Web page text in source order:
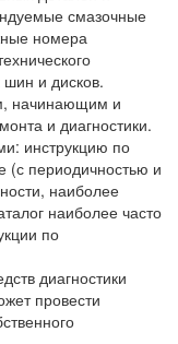
смазочные
номера
и дисков.
начинающим и
и диагностики.
инструкцию по
(с периодичностью и
наиболее
наиболее часто
по
диагностики
провести